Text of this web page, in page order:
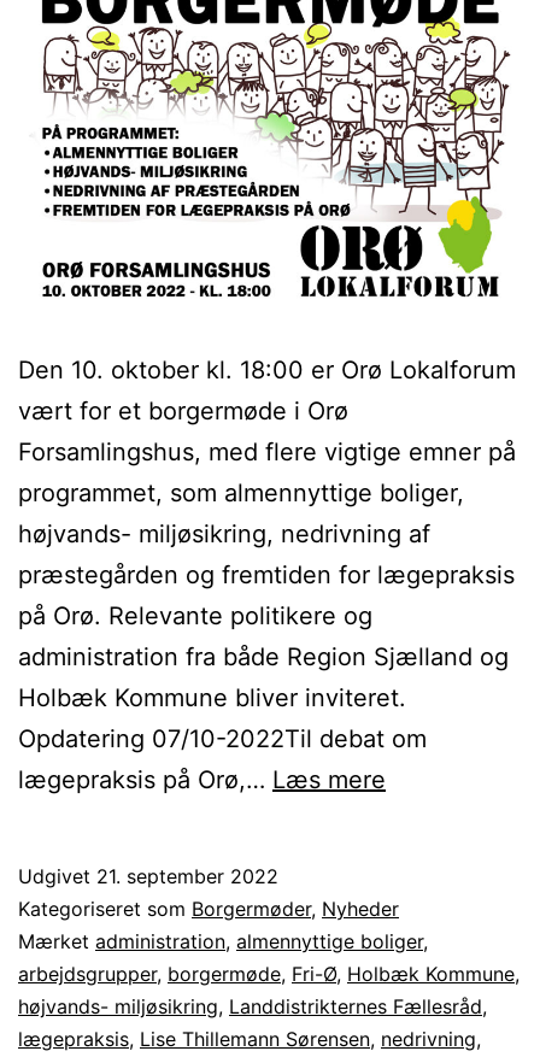
Den 10. oktober kl. 18:00 er Orø Lokalforum
vært for et borgermøde i Orø
Forsamlingshus, med flere vigtige emner på
programmet, som almennyttige boliger,
højvands- miljøsikring, nedrivning af
præstegården og fremtiden for lægepraksis
på Orø. Relevante politikere og
administration fra både Region Sjælland og
Holbæk Kommune bliver inviteret.
Opdatering 07/10-2022Til debat om
lægepraksis på Orø,… Læs mere
borgermøde
Udgivet 21. september 2022
Kategoriseret som Borgermøder, Nyheder
Mærket administration, almennyttige boliger,
arbejdsgrupper, borgermøde, Fri-Ø, Holbæk Kommune,
højvands- miljøsikring, Landdistrikternes Fællesråd,
lægepraksis, Lise Thillemann Sørensen, nedrivning,